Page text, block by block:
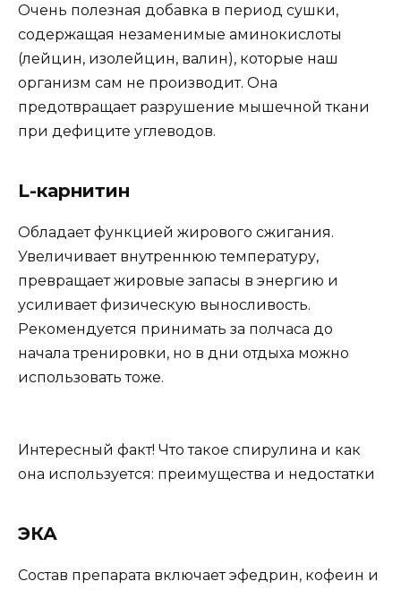
Очень полезная добавка в период сушки,
содержащая незаменимые аминокислоты
(лейцин, изолейцин, валин), которые наш
организм сам не производит. Она
предотвращает разрушение мышечной ткани
при дефиците углеводов.
L-карнитин
Обладает функцией жирового сжигания.
Увеличивает внутреннюю температуру,
превращает жировые запасы в энергию и
усиливает физическую выносливость.
Рекомендуется принимать за полчаса до
начала тренировки, но в дни отдыха можно
использовать тоже.
Интересный факт! Что такое спирулина и как
она используется: преимущества и недостатки
ЭКА
Состав препарата включает эфедрин, кофеин и